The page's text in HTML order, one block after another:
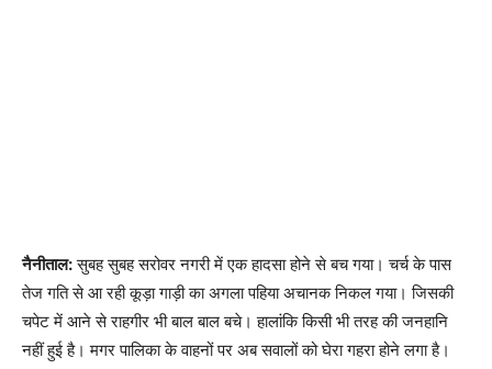
नैनीताल:सुबह सुबह सरोवर नगरी में एक हादसा होने से बच गया। चर्च के पास
तेज गति से आ रही कूड़ा गाड़ी का अगला पहिया अचानक निकल गया। जिसकी
चपेट में आने से राहगीर भी बाल बाल बचे। हालांकि किसी भी तरह की जनहानि
नहीं हुई है। मगर पालिका के वाहनों पर अब सवालों को घेरा गहरा होने लगा है।